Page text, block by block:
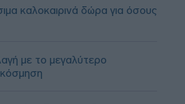
καλοκαιρινά δώρα για όσους
με το μεγαλύτερο